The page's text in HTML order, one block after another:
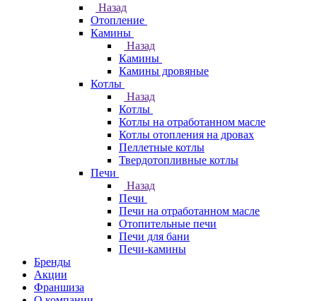
Назад
Отопление
Камины
Назад
Камины
Камины дровяные
Котлы
Назад
Котлы
Котлы на отработанном масле
Котлы отопления на дровах
Пеллетные котлы
Твердотопливные котлы
Печи
Назад
Печи
Печи на отработанном масле
Отопительные печи
Печи для бани
Печи-камины
Бренды
Акции
Франшиза